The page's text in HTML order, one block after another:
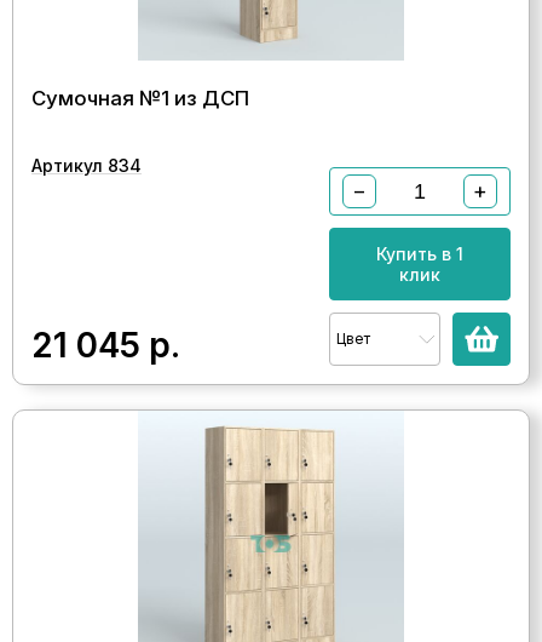
Сумочная №1 из ДСП
Артикул 834
21 045 р.
− +
Купить в 1
клик
Цвет